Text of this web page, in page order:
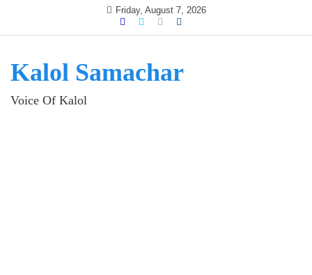
Friday, August 7, 2026
Kalol Samachar
Voice Of Kalol